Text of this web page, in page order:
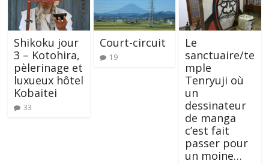
Shikoku jour
3 – Kotohira,
pèlerinage et
luxueux hôtel
Kobaitei
33
Court-circuit
19
Le
sanctuaire/te
mple
Tenryuji où
un
dessinateur
de manga
c’est fait
passer pour
un moine…